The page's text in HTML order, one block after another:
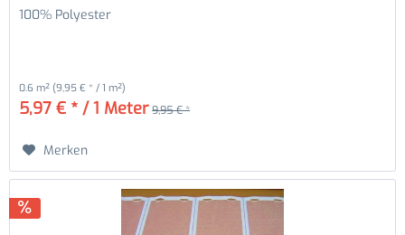
100% Polyester
0.6 m² (9,95 € * / 1 m²)
5,97 € * / 1 Meter 9,95 € *
Merken